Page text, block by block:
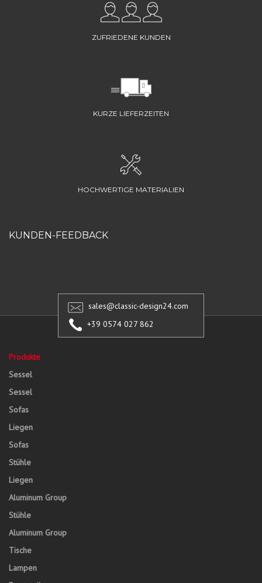
ZUFRIEDENE KUNDEN
KURZE LIEFERZEITEN
HOCHWERTIGE MATERIALIEN
KUNDEN-FEEDBACK
sales@classic-design24.com
+39 0574 027 862
Produkte
Sessel
Sessel
Sofas
Liegen
Sofas
Stühle
Liegen
Aluminum Group
Stühle
Aluminum Group
Tische
Lampen